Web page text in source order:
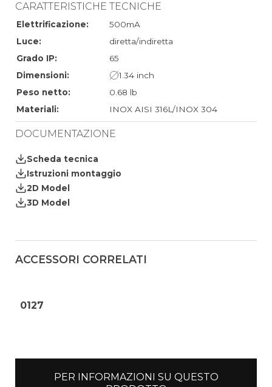
CARATTERISTICHE TECNICHE
Elettrificazione:
500mA
Luce:
diretta/indiretta
Grado IP:
65
Dimensioni:
1.34 inch
Peso netto:
0.68 lb
Materiali:
INOX AISI 316L/INOX 304
DOCUMENTAZIONE
Scheda tecnica
Istruzioni montaggio
2D Model
3D Model
ACCESSORI CORRELATI
0127
PER INFORMAZIONI SU QUESTO